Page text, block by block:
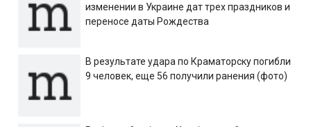
изменении в Украине дат трех праздников и
переносе даты Рождества
В результате удара по Краматорску погибли
9 человек, еще 56 получили ранения (фото)